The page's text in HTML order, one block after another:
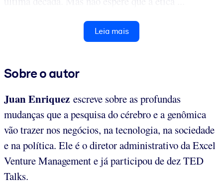
Leia mais
Sobre o autor
Juan Enriquez escreve sobre as profundas
mudanças que a pesquisa do cérebro e a genômica
vão trazer nos negócios, na tecnologia, na sociedade
e na política. Ele é o diretor administrativo da Excel
Venture Management e já participou de dez TED
Talks.